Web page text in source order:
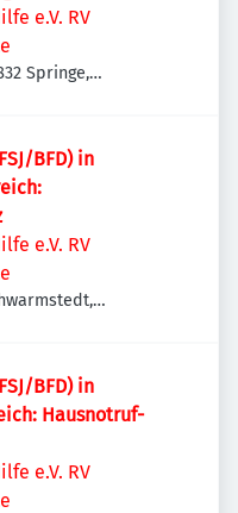
e.V. RV
Springe,
BFD) in
e.V. RV
BFD) in
Hausnotruf-
e.V. RV